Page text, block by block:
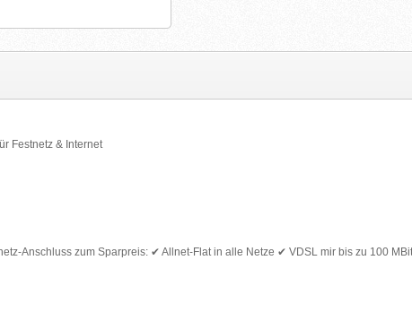
Festnetz & Internet
Anschluss zum Sparpreis: ✔ Allnet-Flat in alle Netze ✔ VDSL mir bis zu 100